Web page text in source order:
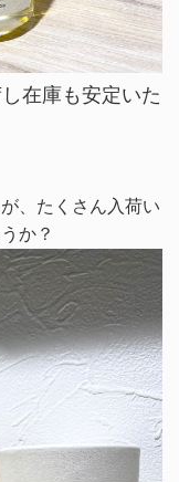
在庫も安定いた
、たくさん入荷い
か？